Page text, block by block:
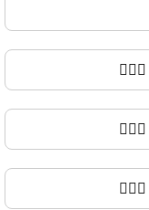
🧑🏻‍⚕️
🧑🏻‍⚕
🧑🏼‍⚕️